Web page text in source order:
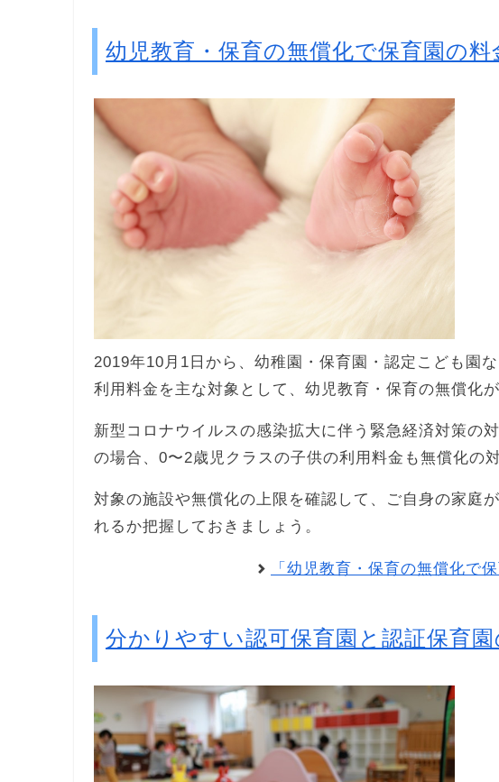
幼児教育・保育の無償化で保育園の料
2019年10月1日から、幼稚園・保育園・認定こども園
利用料金を主な対象として、幼児教育・保育の無償化
新型コロナウイルスの感染拡大に伴う緊急経済対策の
の場合、0〜2歳児クラスの子供の利用料金も無償化の対
対象の施設や無償化の上限を確認して、ご自身の家庭
れるか把握しておきましょう。
「幼児教育・保育の無償化で
分かりやすい認可保育園と認証保育